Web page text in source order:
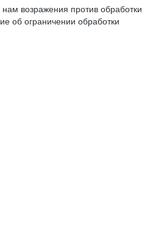
возражения против обработки
об ограничении обработки